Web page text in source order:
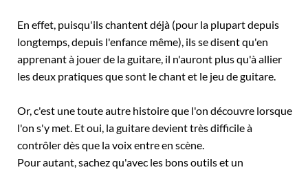
En effet, puisqu'ils chantent déjà (pour la plupart depuis
longtemps, depuis l'enfance même), ils se disent qu'en
apprenant à jouer de la guitare, il n'auront plus qu'à allier
les deux pratiques que sont le chant et le jeu de guitare.
Or, c'est une toute autre histoire que l'on découvre lorsque
l'on s'y met. Et oui, la guitare devient très difficile à
contrôler dès que la voix entre en scène.
Pour autant, sachez qu'avec les bons outils et un